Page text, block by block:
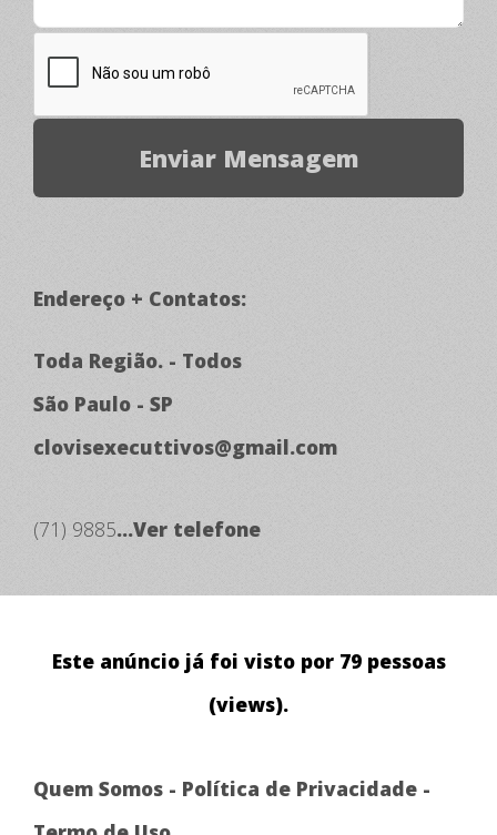
Endereço + Contatos:
Toda Região. - Todos
São Paulo - SP
clovisexecuttivos@gmail.com
(71) 9885...Ver telefone
Este anúncio já foi visto por 79 pessoas
(views).
Quem Somos - Política de Privacidade -